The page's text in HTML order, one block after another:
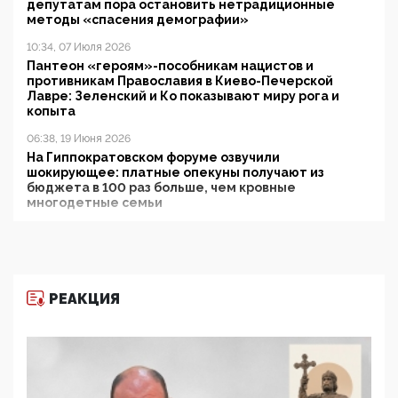
депутатам пора остановить нетрадиционные
методы «спасения демографии»
10:34, 07 Июля 2026
Пантеон «героям»-пособникам нацистов и
противникам Православия в Киево-Печерской
Лавре: Зеленский и Ко показывают миру рога и
копыта
06:38, 19 Июня 2026
На Гиппократовском форуме озвучили
шокирующее: платные опекуны получают из
бюджета в 100 раз больше, чем кровные
многодетные семьи
11:53, 09 Июня 2026
деятельность ИИТО ЮНЕСКО в России, но
цифроглобалисты продолжают определять
повестку в образовании
РЕАКЦИЯ